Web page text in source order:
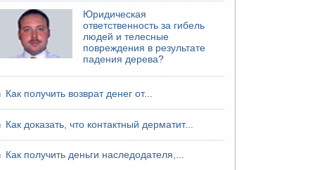
Юридическая
ответственность за гибель
людей и телесные
повреждения в результате
падения дерева?
Как получить возврат денег от...
Как доказать, что контактный дерматит...
Как получить деньги наследодателя,...